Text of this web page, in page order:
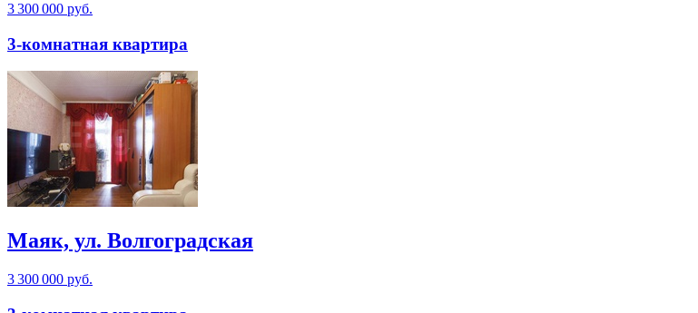
3 300 000 руб.
3-комнатная квартира
Маяк, ул. Волгоградская
3 300 000 руб.